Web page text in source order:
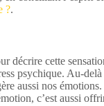
?.
cette
psychique. Au-
aussi nos
c’est aussi